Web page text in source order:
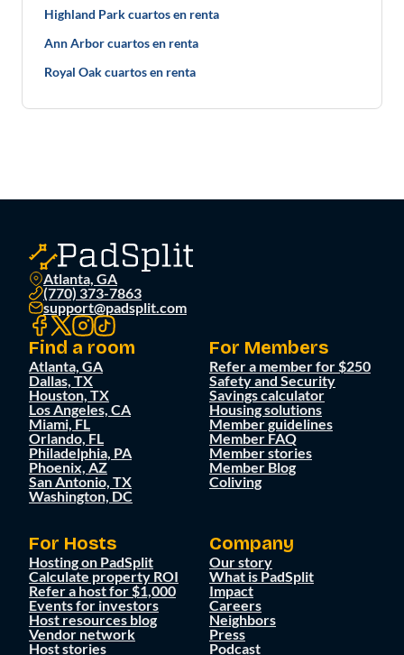
Highland Park cuartos en renta
Ann Arbor cuartos en renta
Royal Oak cuartos en renta
Atlanta, GA
(770) 373-7863
support@padsplit.com
Find a room
Atlanta, GA
Dallas, TX
Houston, TX
Los Angeles, CA
Miami, FL
Orlando, FL
Philadelphia, PA
Phoenix, AZ
San Antonio, TX
Washington, DC
For Members
Refer a member for $250
Safety and Security
Savings calculator
Housing solutions
Member guidelines
Member FAQ
Member stories
Member Blog
Coliving
For Hosts
Hosting on PadSplit
Calculate property ROI
Refer a host for $1,000
Events for investors
Host resources blog
Vendor network
Host stories
Company
Our story
What is PadSplit
Impact
Careers
Neighbors
Press
Podcast